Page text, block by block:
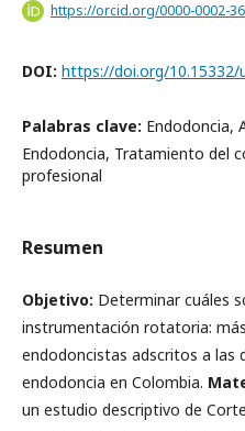
https://orcid.org/0000-0002-
DOI: https://doi.org/10.15332/
Palabras clave: Endodoncia,
Endodoncia, Tratamiento del
profesional
Resumen
Objetivo: Determinar cuáles
instrumentación rotatoria:
endodoncistas adscritos a las
endodoncia en Colombia.
un estudio descriptivo de